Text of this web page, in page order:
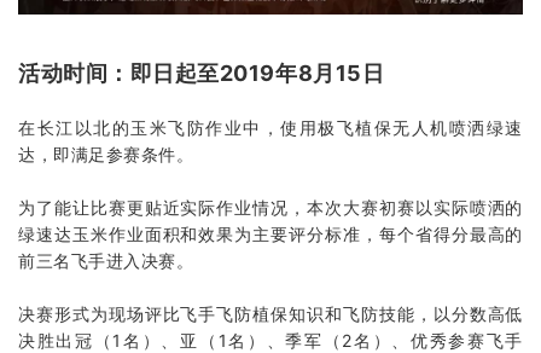
活动时间：即日起至2019年8月15日
在长江以北的玉米飞防作业中，使用极飞植保无人机喷洒绿速
达，即满足参赛条件。
为了能让比赛更贴近实际作业情况，本次大赛初赛以实际喷洒的
绿速达玉米作业面积和效果为主要评分标准，每个省得分最高的
前三名飞手进入决赛。
决赛形式为现场评比飞手飞防植保知识和飞防技能，以分数高低
决胜出冠（1名）、亚（1名）、季军（2名）、优秀参赛飞手